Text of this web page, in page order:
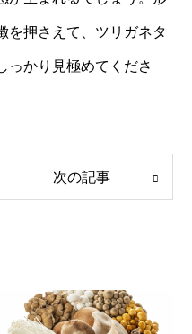
を押さえて、ツリガネタ
っかり見極めてくださ
次の記事